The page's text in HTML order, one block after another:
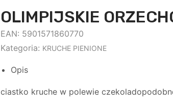
OLIMPIJSKIE
EAN: 5901571860770
Kategoria: KRUCHE PIENIONE
Opis
ciastko kruche w polewie